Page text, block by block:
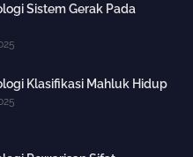
Sistem Gerak Pada
Klasifikasi Mahluk Hidup